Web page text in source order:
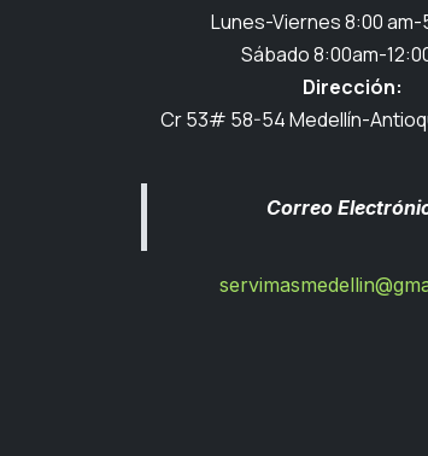
Lunes-Viernes 8:00 am-
Sábado 8:00am-
Dirección:
Cr 53# 58-54 Medellín-
Correo